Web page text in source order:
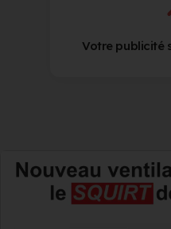
Votre publicité